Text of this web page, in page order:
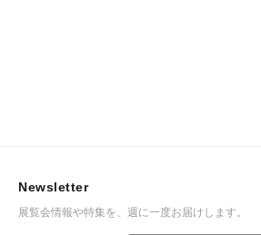
Newsletter
展覧会情報や特集を、週に一度お届けします。